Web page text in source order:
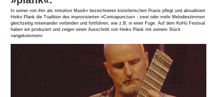
In seiner von ihm als »intuitive Musik« bezeichneten künstlerischen Praxis pflegt und aktualisiert
Heiko Plank die Tradition des improvisierten »Contrapunctus«：zwei oder mehr Melodiestimmen
gleichzeitig miteinander verbinden und fortführen, wie z.B. in einer Fuge. Auf dem KoHü Festival
haben wir produziert und zeigen einen Ausschnitt von Heiko Plank mit seinem Stück
»angekommen«